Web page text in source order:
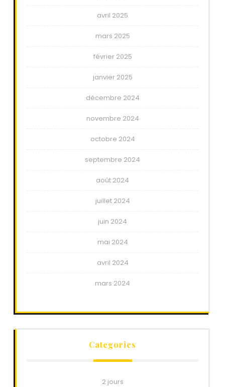
avril 2025
mars 2025
février 2025
janvier 2025
décembre 2024
novembre 2024
octobre 2024
septembre 2024
août 2024
juillet 2024
juin 2024
mai 2024
avril 2024
mars 2024
Categories
2 jours